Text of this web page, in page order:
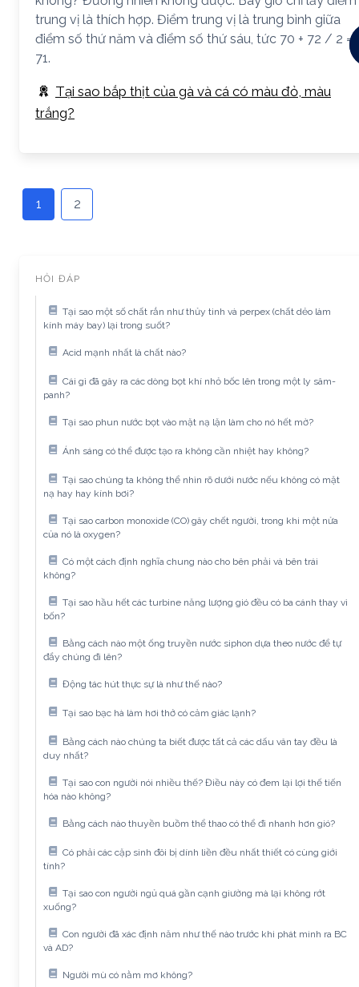
trung vị là thích hợp. Điểm trung vị là trung bình giữa
điểm số thứ năm và điểm số thứ sáu, tức 70 + 72 / 2 =
71.
Tại sao bắp thịt của gà và cá có màu đỏ, màu
trắng?
1 2
HỎI ĐÁP
Tại sao một số chất rắn như thủy tinh và perpex (chất dẻo làm
kính máy bay) lại trong suốt?
Acid mạnh nhất là chất nào?
Cái gì đã gây ra các dòng bọt khí nhỏ bốc lên trong một ly sâm-
panh?
Tại sao phun nước bọt vào mặt nạ lặn làm cho nó hết mờ?
Ánh sáng có thể được tạo ra không cần nhiệt hay không?
Tại sao chúng ta không thể nhìn rõ dưới nước nếu không có mặt
nạ hay hay kính bơi?
Tại sao carbon monoxide (CO) gây chết người, trong khi một nửa
của nó là oxygen?
Có một cách định nghĩa chung nào cho bên phải và bên trái
không?
Tại sao hầu hết các turbine năng lượng gió đều có ba cánh thay vì
bốn?
Bằng cách nào một ống truyền nước siphon dựa theo nước để tự
đẩy chúng đi lên?
Động tác hút thực sự là như thế nào?
Tại sao bạc hà làm hơi thở có cảm giác lạnh?
Bằng cách nào chúng ta biết được tất cả các dấu vân tay đều là
duy nhất?
Tại sao con người nói nhiều thế? Điều này có đem lại lợi thế tiến
hóa nào không?
Bằng cách nào thuyền buồm thể thao có thể đi nhanh hơn gió?
Có phải các cặp sinh đôi bị dính liền đều nhất thiết có cùng giới
tính?
Tại sao con người ngủ quá gần cạnh giường mà lại không rớt
xuống?
Con người đã xác định năm như thế nào trước khi phát minh ra BC
và AD?
Người mù có nằm mơ không?